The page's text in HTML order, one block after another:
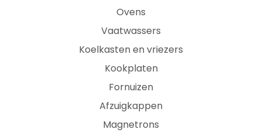
Ovens
Vaatwassers
Koelkasten en vriezers
Kookplaten
Fornuizen
Afzuigkappen
Magnetrons